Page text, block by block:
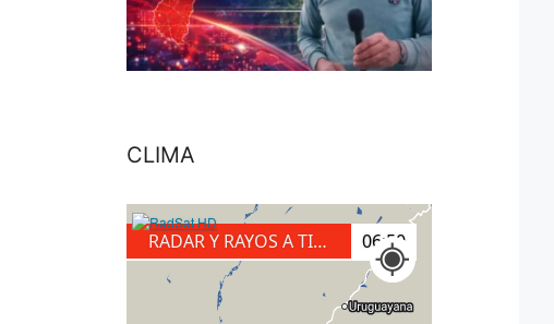
CLIMA
RADAR Y RAYOS A TIERRA 06:50